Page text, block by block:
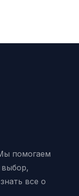
помогаем
выбор,
все о